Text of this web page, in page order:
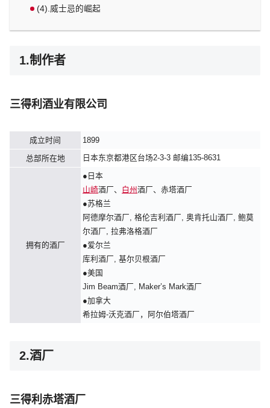
(4).威士忌的崛起
1.制作者
三得利酒业有限公司
成立时间
1899
总部所在地
日本东京都港区台场2-3-3 邮编135-8631
拥有的酒厂
●日本
山崎酒厂、 白州 酒厂、赤塔酒厂
●苏格兰
阿德摩尔酒厂, 格伦吉利酒厂, 奥肯托山酒厂, 鲍莫
尔酒厂, 拉弗洛格酒厂
●爱尔兰
库利酒厂, 基尔贝根酒厂
●美国
Jim Beam酒厂, Maker’s Mark酒厂
●加拿大
希拉姆-沃克酒厂，阿尔伯塔酒厂
2.酒厂
三得利赤塔酒厂